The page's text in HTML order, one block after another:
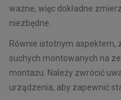
ważne, więc dokładne
niezbędne.
Równie istotnym aspektem,
suchych montowanych na
montażu. Należy zwrócić
urządzenia, aby zapewnić